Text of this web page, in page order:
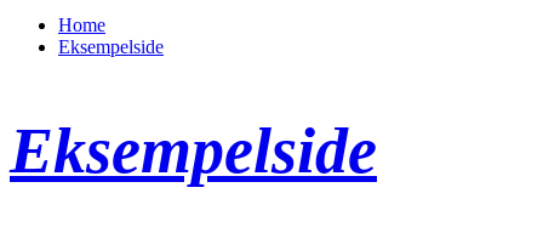
Home
Eksempelside
Eksempelside